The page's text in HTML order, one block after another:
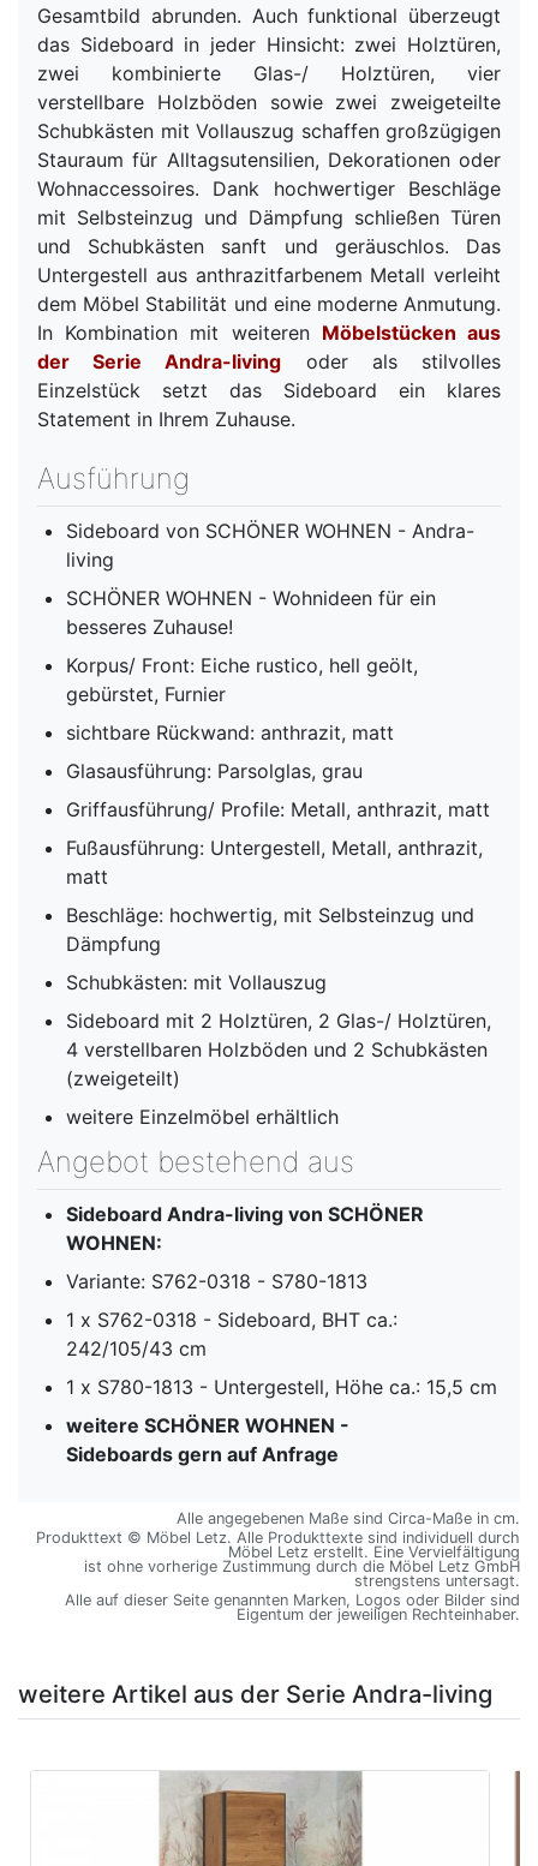
Gesamtbild abrunden. Auch funktional überzeugt
das Sideboard in jeder Hinsicht: zwei Holztüren,
zwei kombinierte Glas-/ Holztüren, vier
verstellbare Holzböden sowie zwei zweigeteilte
Schubkästen mit Vollauszug schaffen großzügigen
Stauraum für Alltagsutensilien, Dekorationen oder
Wohnaccessoires. Dank hochwertiger Beschläge
mit Selbsteinzug und Dämpfung schließen Türen
und Schubkästen sanft und geräuschlos. Das
Untergestell aus anthrazitfarbenem Metall verleiht
dem Möbel Stabilität und eine moderne Anmutung.
In Kombination mit weiteren Möbelstücken aus
der Serie Andra-living oder als stilvolles
Einzelstück setzt das Sideboard ein klares
Statement in Ihrem Zuhause.
Ausführung
Sideboard von SCHÖNER WOHNEN - Andra-
living
SCHÖNER WOHNEN - Wohnideen für ein
besseres Zuhause!
Korpus/ Front: Eiche rustico, hell geölt,
gebürstet, Furnier
sichtbare Rückwand: anthrazit, matt
Glasausführung: Parsolglas, grau
Griffausführung/ Profile: Metall, anthrazit, matt
Fußausführung: Untergestell, Metall, anthrazit,
matt
Beschläge: hochwertig, mit Selbsteinzug und
Dämpfung
Schubkästen: mit Vollauszug
Sideboard mit 2 Holztüren, 2 Glas-/ Holztüren,
4 verstellbaren Holzböden und 2 Schubkästen
(zweigeteilt)
weitere Einzelmöbel erhältlich
Angebot bestehend aus
Sideboard Andra-living von SCHÖNER
WOHNEN:
Variante: S762-0318 - S780-1813
1 x S762-0318 - Sideboard, BHT ca.:
242/105/43 cm
1 x S780-1813 - Untergestell, Höhe ca.: 15,5 cm
weitere SCHÖNER WOHNEN -
Sideboards gern auf Anfrage
Alle angegebenen Maße sind Circa-Maße in cm.
Produkttext © Möbel Letz. Alle Produkttexte sind individuell durch
Möbel Letz erstellt. Eine Vervielfältigung
ist ohne vorherige Zustimmung durch die Möbel Letz GmbH
strengstens untersagt.
Alle auf dieser Seite genannten Marken, Logos oder Bilder sind
Eigentum der jeweiligen Rechteinhaber.
weitere Artikel aus der Serie Andra-living